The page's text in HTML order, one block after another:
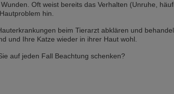
Oft weist bereits das Verhalten (Unruhe,
hin.
beim Tierarzt abklären und
und Ihre Katze wieder in ihrer Haut wohl.
auf jeden Fall Beachtung schenken?